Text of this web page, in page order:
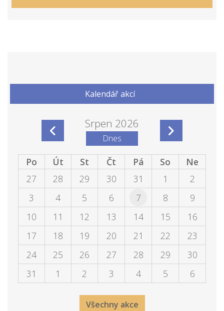
Kalendář akcí
Srpen 2026
Dnes
Po Út St Čt Pá So
Ne
27
28 29 30 31 1
2
3
4 5 6 7 8
9
10
11 12 13 14 15
16
17
18 19 20 21 22
23
24
25 26 27 28 29
30
31
1 2 3 4 5 6
Všechny akce